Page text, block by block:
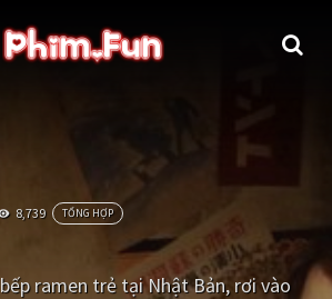
Hành động
Chiến tranh
Nhạc kịch
8,739 TỔNG HỢP
ramen trẻ tại Nhật Bản, rơi vào